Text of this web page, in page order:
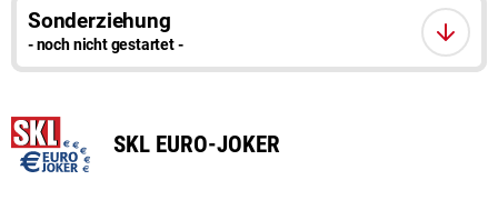
Sonderziehung
- noch nicht gestartet -
SKL EURO-JOKER